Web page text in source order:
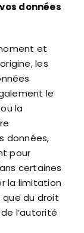
données
et
les
le
la
données,
pour
certaines
la limitation
du droit
l’autorité